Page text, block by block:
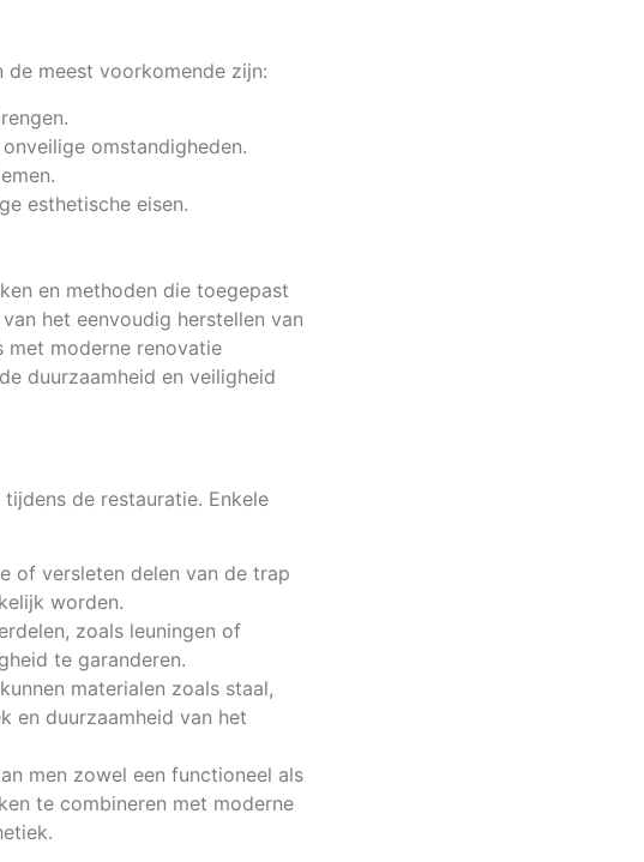
de meest voorkomende zijn:
omstandigheden.
esthetische eisen.
en methoden die toegepast
het eenvoudig herstellen van
met moderne renovatie
duurzaamheid en veiligheid
de restauratie. Enkele
of versleten delen van de trap
worden.
zoals leuningen of
te garanderen.
materialen zoals staal,
en duurzaamheid van het
men zowel een functioneel als
te combineren met moderne